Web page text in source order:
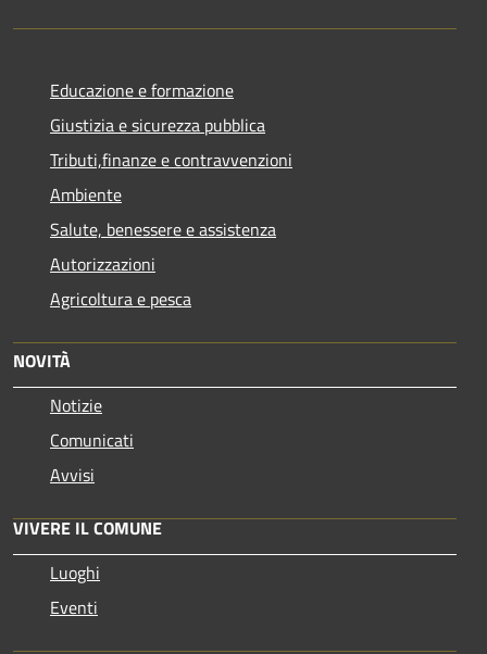
Educazione e formazione
Giustizia e sicurezza pubblica
Tributi,finanze e contravvenzioni
Ambiente
Salute, benessere e assistenza
Autorizzazioni
Agricoltura e pesca
NOVITÀ
Notizie
Comunicati
Avvisi
VIVERE IL COMUNE
Luoghi
Eventi